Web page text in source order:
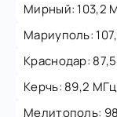
Мирный: 103,2
Мариуполь:
Краснодар:
Керчь: 89,2 МГц
Мелитополь: